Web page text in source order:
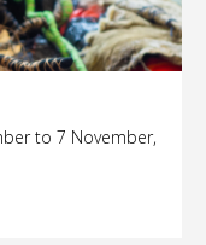
to 7 November,